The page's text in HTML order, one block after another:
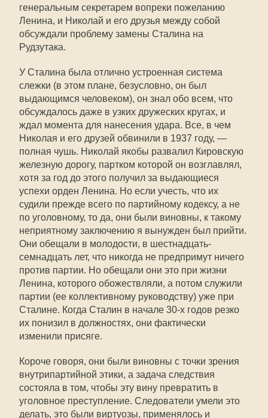
генеральным секретарем вопреки пожеланию
Ленина, и Николай и его друзья между собой
обсуждали проблему замены Сталина на
Рудзутака.
У Сталина была отлично устроенная система
слежки (в этом плане, безусловно, он был
выдающимся человеком), он знал обо всем, что
обсуждалось даже в узких дружеских кругах, и
ждал момента для нанесения удара. Все, в чем
Николая и его друзей обвинили в 1937 году, —
полная чушь. Николай якобы развалил Кировскую
железную дорогу, партком которой он возглавлял,
хотя за год до этого получил за выдающиеся
успехи орден Ленина. Но если учесть, что их
судили прежде всего по партийному кодексу, а не
по уголовному, то да, они были виновны, к такому
неприятному заключению я вынужден был прийти.
Они обещали в молодости, в шестнадцать-
семнадцать лет, что никогда не предпримут ничего
против партии. Но обещали они это при жизни
Ленина, которого обожествляли, а потом служили
партии (ее коллективному руководству) уже при
Сталине. Когда Сталин в начале 30-х годов резко
их понизил в должностях, они фактически
изменили присяге.
Короче говоря, они были виновны с точки зрения
внутрипартийной этики, а задача следствия
состояла в том, чтобы эту вину превратить в
уголовное преступление. Следователи умели это
делать, это были виртуозы, применялось и